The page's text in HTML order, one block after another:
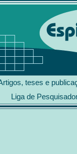
teses e
Liga de